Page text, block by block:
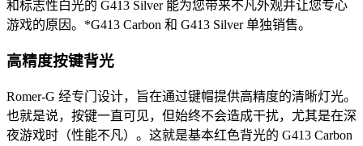
和标志性白光的 G413 Silver 能为您带来不凡外观并让您专心
游戏的原因。*G413 Carbon 和 G413 Silver 单独销售。
高精度按键背光
Romer-G 经专门设计，旨在通过键帽提供高精度的清晰灯光。
也就是说，按键一直可见，但始终不会造成干扰，尤其是在深
夜游戏时（性能不凡）。这就是基本红色背光的 G413 Carbon